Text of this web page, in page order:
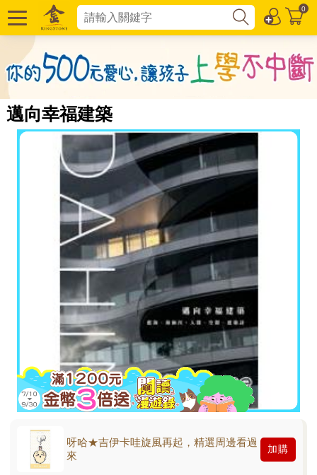
0
邁向幸福建築
呀哈★吉伊卡哇旋風再起，精選周邊看過
來
加購